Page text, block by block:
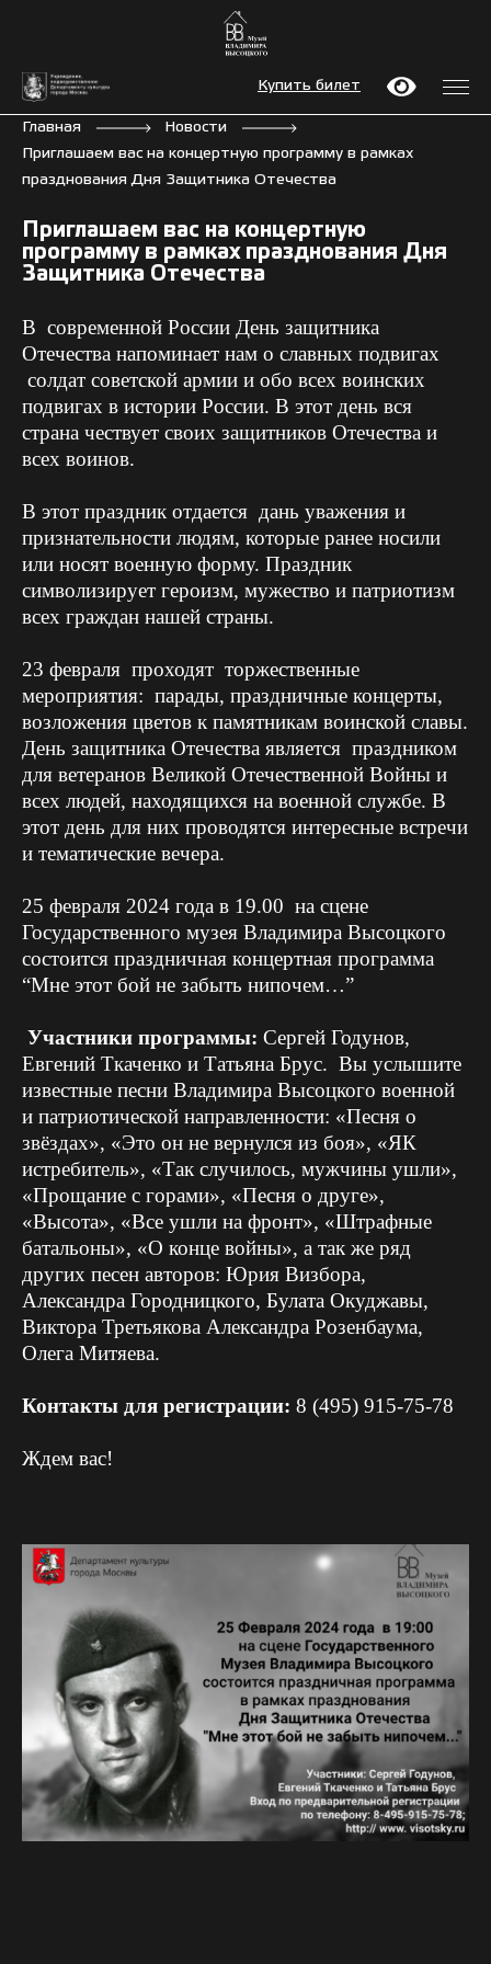
Купить билет
Главная
Новости
Приглашаем вас на концертную программу в рамках
празднования Дня Защитника Отечества
Приглашаем вас на концертную
программу в рамках празднования Дня
Защитника Отечества
В современной России День защитника
Отечества напоминает нам о славных подвигах
солдат советской армии и обо всех воинских
подвигах в истории России. В этот день вся
страна чествует своих защитников Отечества и
всех воинов.
В этот праздник отдается дань уважения и
признательности людям, которые ранее носили
или носят военную форму. Праздник
символизирует героизм, мужество и патриотизм
всех граждан нашей страны.
23 февраля проходят торжественные
мероприятия: парады, праздничные концерты,
возложения цветов к памятникам воинской славы.
День защитника Отечества является праздником
для ветеранов Великой Отечественной Войны и
всех людей, находящихся на военной службе. В
этот день для них проводятся интересные встречи
и тематические вечера.
25 февраля 2024 года в 19.00 на сцене
Государственного музея Владимира Высоцкого
состоится праздничная концертная программа
“Мне этот бой не забыть нипочем…”
Участники программы: Сергей Годунов,
Евгений Ткаченко и Татьяна Брус. Вы услышите
известные песни Владимира Высоцкого военной
и патриотической направленности: «Песня о
звёздах», «Это он не вернулся из боя», «ЯК
истребитель», «Так случилось, мужчины ушли»,
«Прощание с горами», «Песня о друге»,
«Высота», «Все ушли на фронт», «Штрафные
батальоны», «О конце войны», а так же ряд
других песен авторов: Юрия Визбора,
Александра Городницкого, Булата Окуджавы,
Виктора Третьякова Александра Розенбаума,
Олега Митяева.
Контакты для регистрации: 8 (495) 915-75-78
Ждем вас!